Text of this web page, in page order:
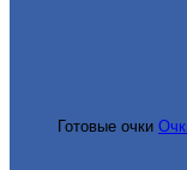
Готовые очки